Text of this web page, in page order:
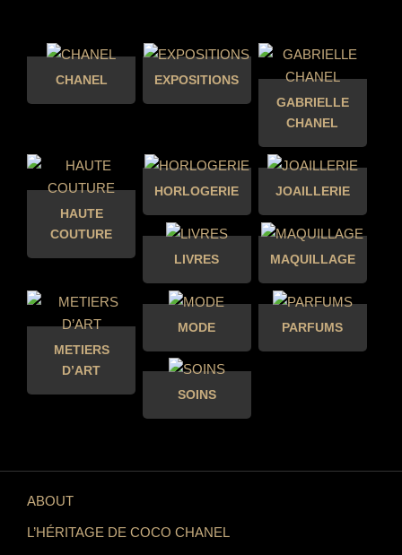
CHANEL
EXPOSITIONS
GABRIELLE
CHANEL
HAUTE
COUTURE
HORLOGERIE JOAILLERIE
LIVRES MAQUILLAGE
METIERS
D’ART
MODE PARFUMS
SOINS
ABOUT
L’HÉRITAGE DE COCO CHANEL